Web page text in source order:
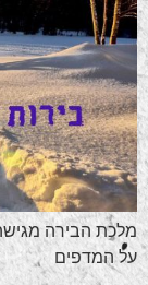
מלכת הבירה
על המדפים